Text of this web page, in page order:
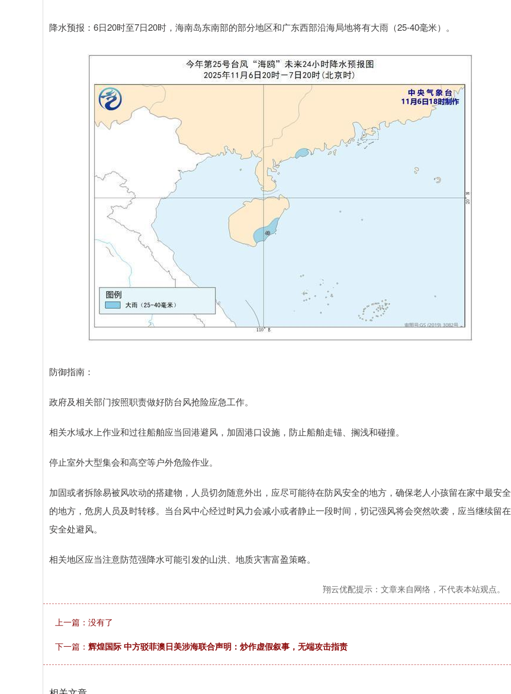
降水预报：6日20时至7日20时，海南岛东南部的部分地区和广东西部沿海局地将有大雨（25-40毫米）。
防御指南：
政府及相关部门按照职责做好防台风抢险应急工作。
相关水域水上作业和过往船舶应当回港避风，加固港口设施，防止船舶走锚、搁浅和碰撞。
停止室外大型集会和高空等户外危险作业。
加固或者拆除易被风吹动的搭建物，人员切勿随意外出，应尽可能待在防风安全的地方，确保老人小孩留在家中最安全
的地方，危房人员及时转移。当台风中心经过时风力会减小或者静止一段时间，切记强风将会突然吹袭，应当继续留在
安全处避风。
相关地区应当注意防范强降水可能引发的山洪、地质灾害富盈策略。
翔云优配提示：文章来自网络，不代表本站观点。
上一篇：没有了
下一篇： 辉煌国际 中方驳菲澳日美涉海联合声明：炒作虚假叙事，无端攻击指责